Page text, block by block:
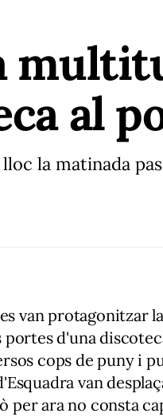
al
la matinada
van protagonitzar
d'una
cops de puny i
van
per ara no consta